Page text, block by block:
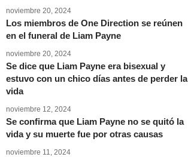
noviembre 20, 2024
Los miembros de One Direction se reúnen
en el funeral de Liam Payne
noviembre 20, 2024
Se dice que Liam Payne era bisexual y
estuvo con un chico días antes de perder la
vida
noviembre 12, 2024
Se confirma que Liam Payne no se quitó la
vida y su muerte fue por otras causas
noviembre 11, 2024